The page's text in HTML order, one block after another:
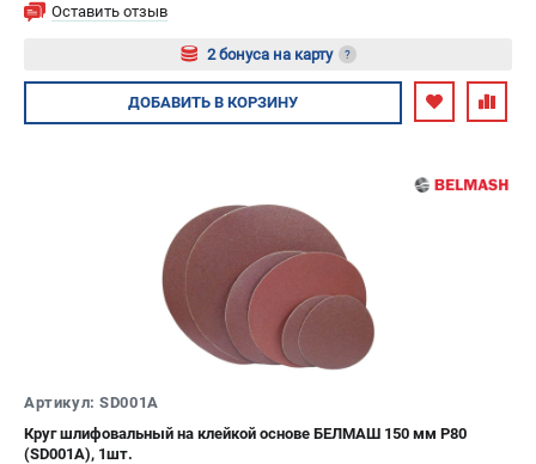
Оставить отзыв
2 бонуса на карту ?
Авторизуйтесь
ДОБАВИТЬ В КОРЗИНУ
Артикул: SD001A
Круг шлифовальный на клейкой основе БЕЛМАШ 150 мм P80
(SD001A), 1шт.